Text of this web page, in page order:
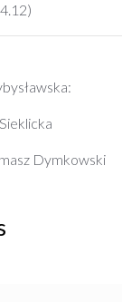
Dymkowski